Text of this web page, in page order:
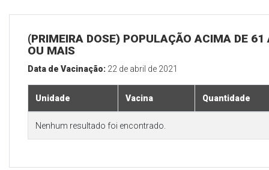
(PRIMEIRA DOSE) POPULAÇÃO ACIMA DE 61
OU MAIS
Data de Vacinação: 22 de abril de 2021
Unidade Vacina Quantidade
Nenhum resultado foi encontrado.